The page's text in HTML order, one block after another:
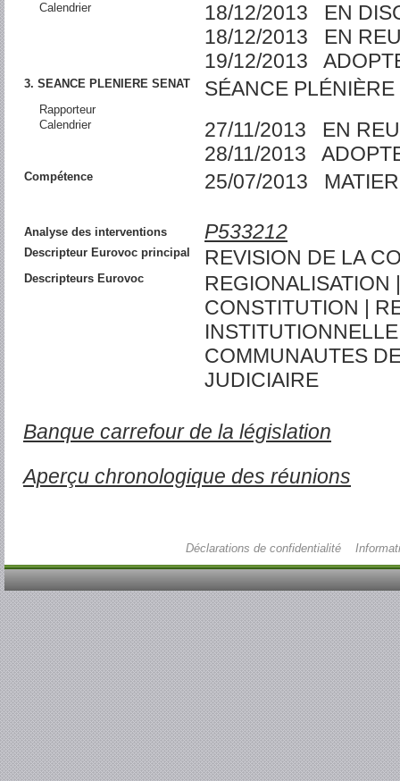
Calendrier
18/12/2013 EN
18/12/2013 EN
19/12/2013
3. SEANCE PLENIERE SENAT SÉANCE
Rapporteur
Calendrier
27/11/2013 EN
28/11/2013
Compétence 25/07/2013
Analyse des interventions P533212
Descripteur Eurovoc principal REVISION DE LA
Descripteurs Eurovoc
REGIONALISATION
CONSTITUTION |
COMMUNAUTES
JUDICIAIRE
Banque carrefour de la législation
Aperçu chronologique des réunions
Déclarations de confidentialité